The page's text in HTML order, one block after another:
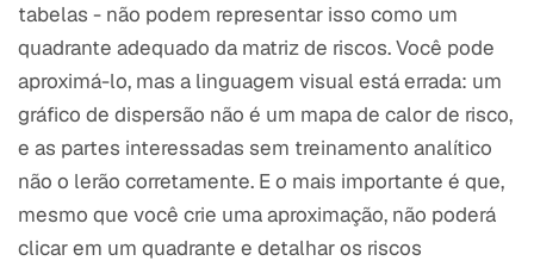
tabelas - não podem representar isso como um
quadrante adequado da matriz de riscos. Você pode
aproximá-lo, mas a linguagem visual está errada: um
gráfico de dispersão não é um mapa de calor de risco,
e as partes interessadas sem treinamento analítico
não o lerão corretamente. E o mais importante é que,
mesmo que você crie uma aproximação, não poderá
clicar em um quadrante e detalhar os riscos